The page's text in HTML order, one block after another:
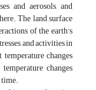
and aerosols, and
The land surface
of the earth's
and activities in
changes
changes